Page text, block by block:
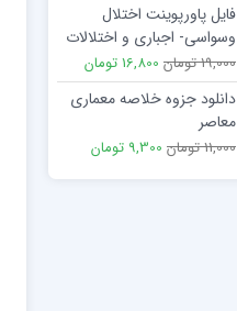
فایل پاورپوینت اختلال
وسواسی- اجباری و اختلالات
مرتبط با آن
19,000 تومان 16,800 تومان
دانلود جزوه خلاصه معماری
معاصر
11,000 تومان 9,300 تومان